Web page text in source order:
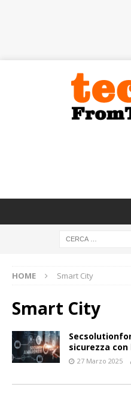
HOME Smart City
Smart City
sicurezza con
27 Marzo 2025